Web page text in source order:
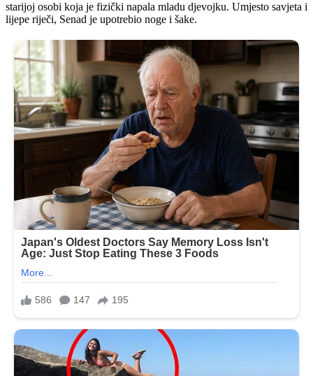
starijoj osobi koja je fizički napala mladu djevojku. Umjesto savjeta i
lijepe riječi, Senad je upotrebio noge i šake.